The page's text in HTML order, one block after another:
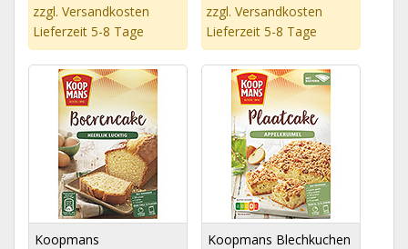
zzgl. Versandkosten
Lieferzeit 5-8 Tage
zzgl. Versandkosten
Lieferzeit 5-8 Tage
Koopmans
Koopmans Blechkuchen